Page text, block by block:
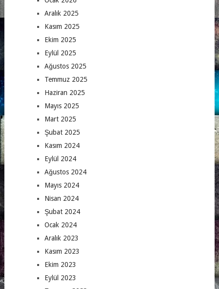
Aralık 2025
Kasım 2025
Ekim 2025
Eylül 2025
Ağustos 2025
Temmuz 2025
Haziran 2025
Mayıs 2025
Mart 2025
Şubat 2025
Kasım 2024
Eylül 2024
Ağustos 2024
Mayıs 2024
Nisan 2024
Şubat 2024
Ocak 2024
Aralık 2023
Kasım 2023
Ekim 2023
Eylül 2023